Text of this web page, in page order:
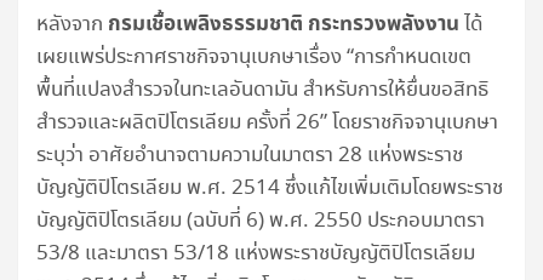
หลังจาก กรมเชื้อเพลิงธรรมชาติ กระทรวงพลังงาน ได้
เผยแพร่ประกาศราชกิจจานุเบกษาเรื่อง “การกำหนดเขต
พื้นที่แปลงสำรวจในทะเลอันดามัน สำหรับการให้ยื่นขอสิทธิ
สำรวจและผลิตปิโตรเลียม ครั้งที่ 26” โดยราชกิจจานุเบกษา
ระบุว่า อาศัยอำนาจตามความในมาตรา 28 แห่งพระราช
บัญญัติปิโตรเลียม พ.ศ. 2514 ซึ่งแก้ไขเพิ่มเติมโดยพระราช
บัญญัติปิโตรเลียม (ฉบับที่ 6) พ.ศ. 2550 ประกอบมาตรา
53/8 และมาตรา 53/18 แห่งพระราชบัญญัติปิโตรเลียม